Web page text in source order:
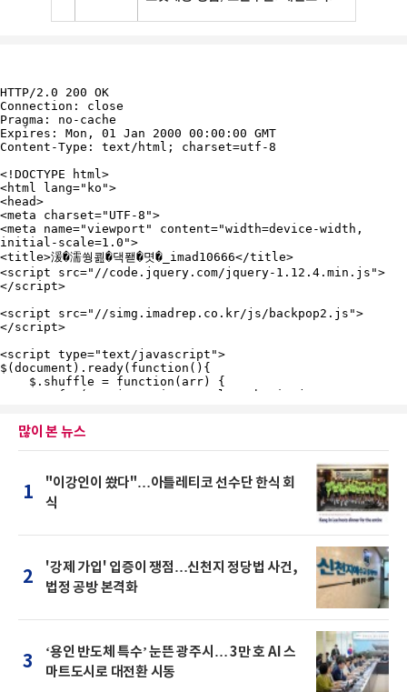
많이 본 뉴스
1
"이강인이 쐈다"…아틀레티코 선수단 한식 회
식
2
'강제 가입' 입증이 쟁점…신천지 정당법 사건,
법정 공방 본격화
3
‘용인 반도체 특수’ 눈뜬 광주시… 3만 호 AI 스
마트도시로 대전환 시동